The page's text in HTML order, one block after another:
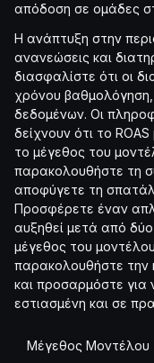
απόδοση σε ομάδες
Η ανάπτυξη στην
ανανεώσεις και
διασφαλίστε ότι οι
χρόνου βαθμολόγηση,
δεδομένων. Οι
δείχνουν ότι το
το μέγεθος του
παρακολουθήστε τη
αποφύγετε τη
Προσφέρετε έναν
αυξηθεί μετά από
μέγεθος του
παρακολουθήστε την
και προσαρμόστε για
εστιασμένη και σε
Μέγεθος Μοντέλου